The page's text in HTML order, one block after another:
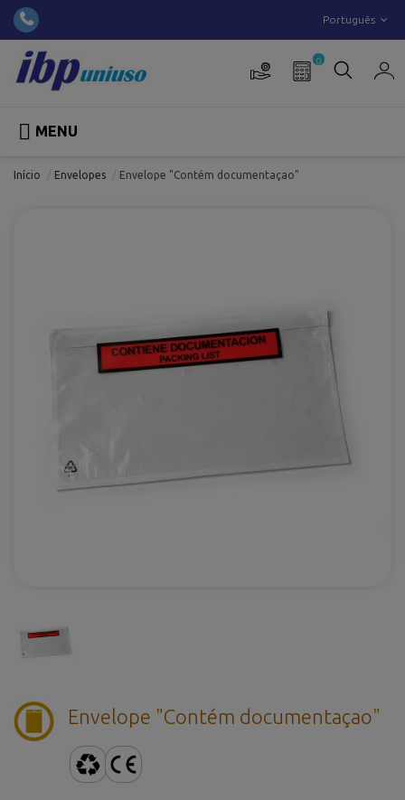
Português
0
 MENU
Início Envelopes Envelope "Contém documentaçao"
Envelope "Contém documentaçao"